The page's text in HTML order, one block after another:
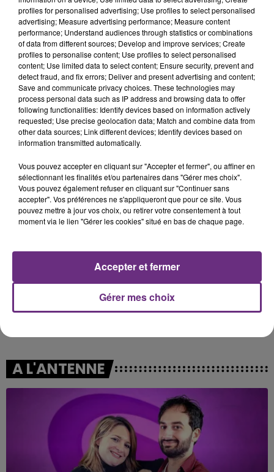
9h11
9h11
I Knew It, I Knew You
9h08
9h08
Oh La
9h04
9h04 8h57
8h57
A L'ANTENNE
profiles for personalised advertising; Use profiles to select personalised
advertising; Measure advertising performance; Measure content
performance; Understand audiences through statistics or combinations
of data from different sources; Develop and improve services; Create
profiles to personalise content; Use profiles to select personalised
content; Use limited data to select content; Ensure security, prevent and
detect fraud, and fix errors; Deliver and present advertising and content;
Save and communicate privacy choices. These technologies may
process personal data such as IP address and browsing data to offer
following functionalities: Identify devices based on information actively
requested; Use precise geolocation data; Match and combine data from
other data sources; Link different devices; Identify devices based on
information transmitted automatically.
Vous pouvez accepter en cliquant sur "Accepter et fermer", ou affiner en
sélectionnant les finalités et/ou partenaires dans "Gérer mes choix".
Vous pouvez également refuser en cliquant sur "Continuer sans
accepter". Vos préférences ne s'appliqueront que pour ce site. Vous
pouvez mettre à jour vos choix, ou retirer votre consentement à tout
moment via le lien "Gérer les cookies" situé en bas de chaque page.
Gérer mes choix
Accepter et fermer